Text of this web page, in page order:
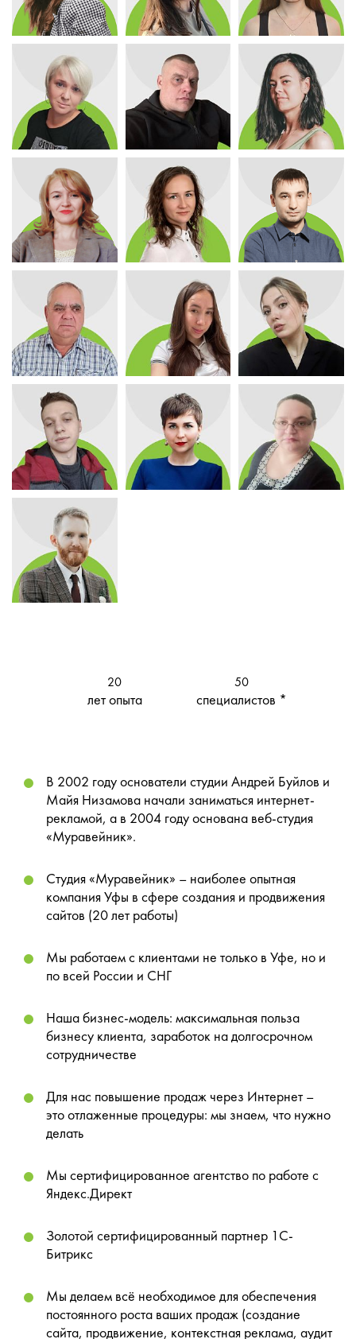
20
лет опыта
50
специалистов *
В 2002 году основатели студии Андрей Буйлов и
Майя Низамова начали заниматься интернет-
рекламой, а в 2004 году основана веб-студия
«Муравейник».
Студия «Муравейник» – наиболее опытная
компания Уфы в сфере создания и продвижения
сайтов (20 лет работы)
Мы работаем с клиентами не только в Уфе, но и
по всей России и СНГ
Наша бизнес-модель: максимальная польза
бизнесу клиента, заработок на долгосрочном
сотрудничестве
Для нас повышение продаж через Интернет –
это отлаженные процедуры: мы знаем, что нужно
делать
Мы сертифицированное агентство по работе с
Яндекс.Директ
Золотой сертифицированный партнер 1С-
Битрикс
Мы делаем всё необходимое для обеспечения
постоянного роста ваших продаж (создание
сайта, продвижение, контекстная реклама, аудит